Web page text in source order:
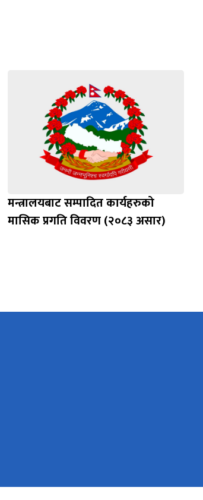
मन्त्रालयबाट सम्पादित कार्यहरुको
मासिक प्रगति विवरण (२०८३ असार)